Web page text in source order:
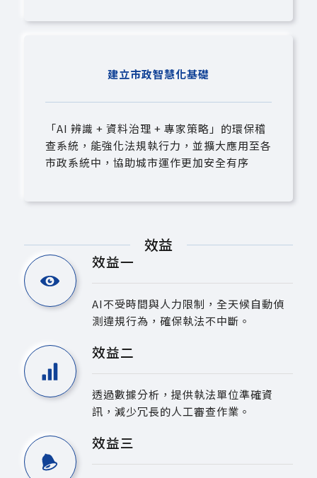
建立市政智慧化基礎
「AI 辨識 + 資料治理 + 專家策略」的環保稽
查系統，能強化法規執行力，並擴大應用至各
市政系統中，協助城市運作更加安全有序
效益
效益一
AI不受時間與人力限制，全天候自動偵
測違規行為，確保執法不中斷。
效益二
透過數據分析，提供執法單位準確資
訊，減少冗長的人工審查作業。
效益三